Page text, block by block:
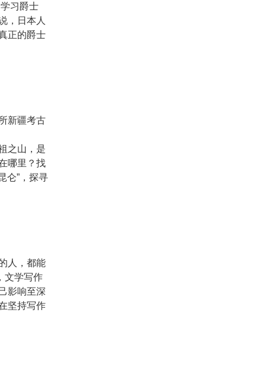
习爵士
，日本人
正的爵士
新疆考古
之山，是
哪里？找
仑”，探寻
人，都能
文学写作
影响至深
坚持写作